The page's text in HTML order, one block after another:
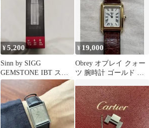
¥5,200
Sinn by SIGG
GEMSTONE IBT ステ
ンレス製携帯用魔法瓶
¥ 19,000
Obrey オブレイ クォー
ツ 腕時計 ゴールド ク